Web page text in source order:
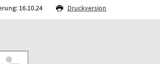
16.10.24 Druckversion